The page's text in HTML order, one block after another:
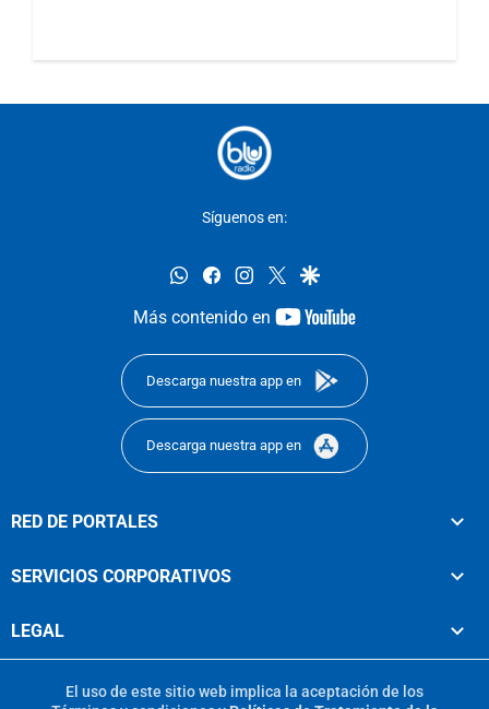
Síguenos en:
whatsappfacebookinstagram
twittergoogle
Más contenido en
youtube-
Descarga nuestra app en
Descarga nuestra app en
RED DE PORTALES
SERVICIOS CORPORATIVOS
LEGAL
El uso de este sitio web implica la aceptación de los